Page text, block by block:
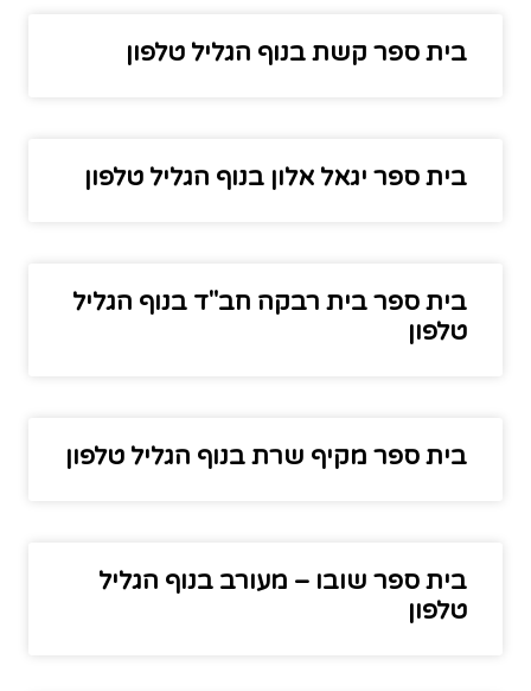
בית ספר קשת בנוף הגליל טלפון
בית ספר יגאל אלון בנוף הגליל טלפון
בית ספר בית רבקה חב"ד בנוף הגליל
טלפון
בית ספר מקיף שרת בנוף הגליל טלפון
בית ספר שובו – מעורב בנוף הגליל
טלפון